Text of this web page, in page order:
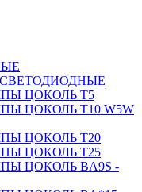
ЦОКОЛЬ T5
ЦОКОЛЬ T10 W5W
ЦОКОЛЬ T20
ЦОКОЛЬ T25
ЦОКОЛЬ BA9S -